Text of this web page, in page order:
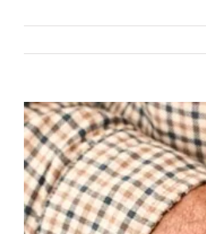
Προβολή
μεγαλύτερης
εικόνας